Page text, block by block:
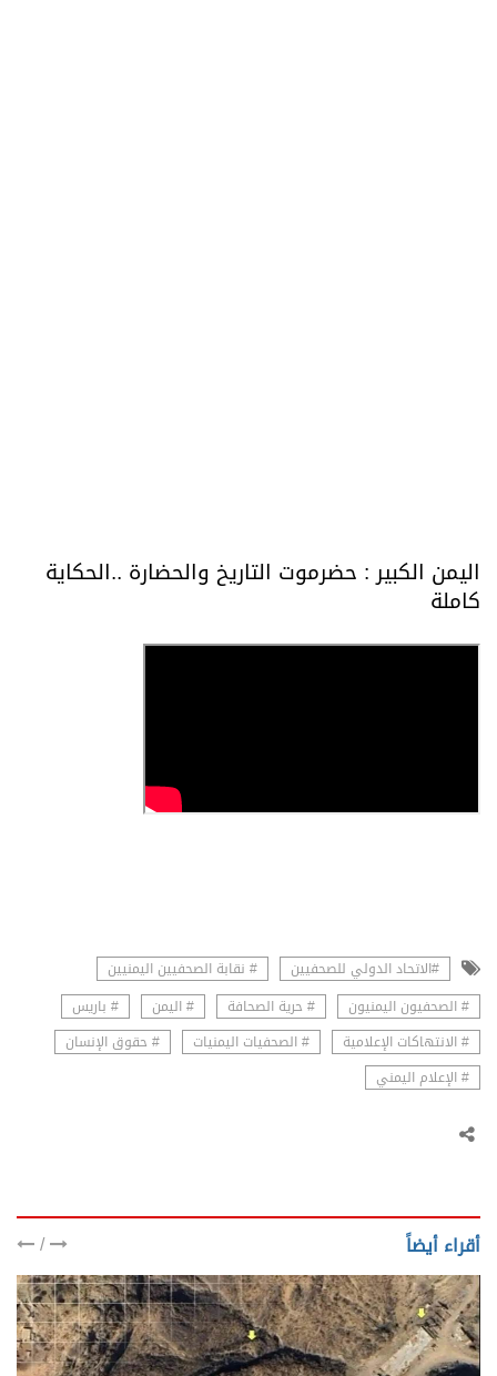
اليمن الكبير : حضرموت التاريخ والحضارة ..الحكاية
كاملة
#الاتحاد الدولي للصحفيين
# نقابة الصحفيين اليمنيين
# الصحفيون اليمنيون
# حرية الصحافة # اليمن
# باريس
# الانتهاكات الإعلامية
# الصحفيات اليمنيات
# حقوق الإنسان
# الإعلام اليمني
أقراء أيضاً /